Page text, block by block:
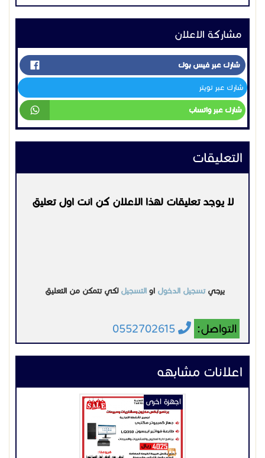
مشاركة الاعلان
شارك عبر فيس بوك
شارك عبر تويتر
شارك عبر واتساب
التعليقات
لا يوجد تعليقات لهذا الاعلان كن انت اول تعليق
يرجيتسجيل الدخول او التسجيل لكي تتمكن من التعليق
التواصل: 0552702615
اعلانات مشابهه
اجهزة اخرى